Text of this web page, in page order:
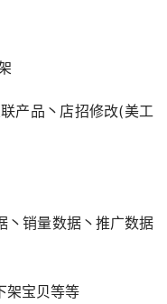
产品丶店招修改(美工
销量数据丶推广数据
宝贝等等